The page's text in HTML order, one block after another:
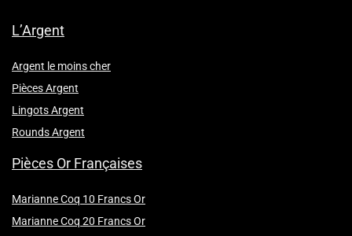
L’Argent
Argent le moins cher
Pièces Argent
Lingots Argent
Rounds Argent
Pièces Or Françaises
Marianne Coq 10 Francs Or
Marianne Coq 20 Francs Or